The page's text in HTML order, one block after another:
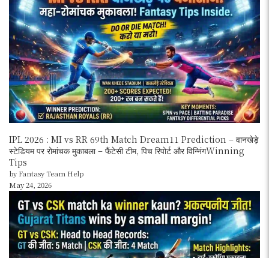
IPL 2026 : MI vs RR 69th Match Dream11 Prediction – वानखेड़े
स्टेडियम पर रोमांचक मुकाबला – फैंटेसी टीम, पिच रिपोर्ट और विन्निंगWinning
Tips
by Fantasy Team Help
May 24, 2026